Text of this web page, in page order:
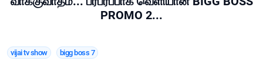
PROMO 2...
vijai tv show bigg boss 7